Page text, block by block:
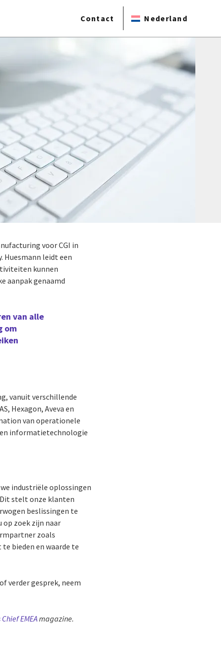
Contact Nederland
voor CGI in
Huesmann leidt een
kunnen
aanpak genaamd
van alle
om
vanuit verschillende
Hexagon, Aveva en
van operationele
informatietechnologie
industriële oplossingen
stelt onze klanten
beslissingen te
op zoek zijn naar
zoals
bieden en waarde te
verder gesprek, neem
EMEAmagazine.